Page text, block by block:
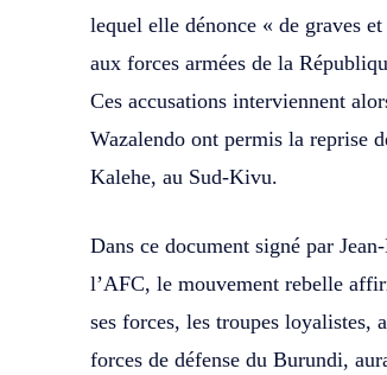
lequel elle dénonce « de graves
aux forces armées de la
Ces accusations interviennent
Wazalendo ont permis la reprise
Kalehe, au Sud-Kivu.
Dans ce document signé par
l’AFC, le mouvement rebelle
ses forces, les troupes loyalistes,
forces de défense du Burundi,